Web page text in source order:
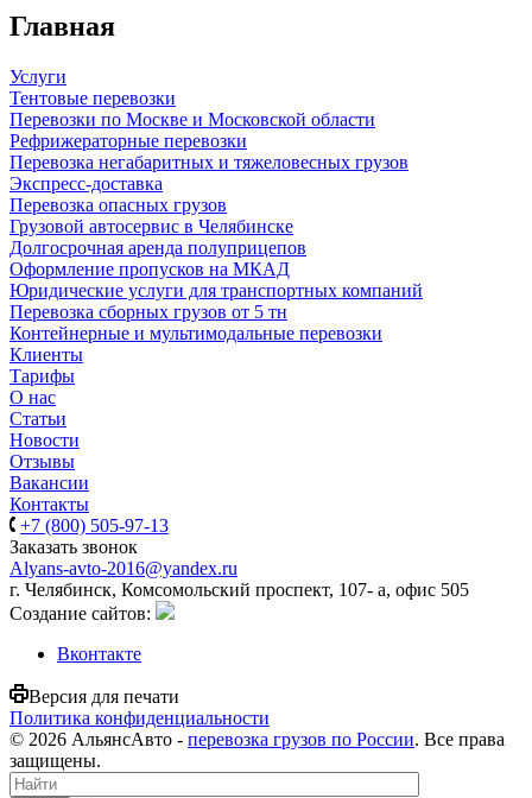
Главная
Услуги
Тентовые перевозки
Перевозки по Москве и Московской области
Рефрижераторные перевозки
Перевозка негабаритных и тяжеловесных грузов
Экспресс-доставка
Перевозка опасных грузов
Грузовой автосервис в Челябинске
Долгосрочная аренда полуприцепов
Оформление пропусков на МКАД
Юридические услуги для транспортных компаний
Перевозка сборных грузов от 5 тн
Контейнерные и мультимодальные перевозки
Клиенты
Тарифы
О нас
Статьи
Новости
Отзывы
Вакансии
Контакты
+7 (800) 505-97-13
Заказать звонок
Alyans-avto-2016@yandex.ru
г. Челябинск, Комсомольский проспект, 107- а, офис 505
Cоздание сайтов:
Вконтакте
Версия для печати
Политика конфиденциальности
© 2026 АльянсАвто - перевозка грузов по России. Все права
защищены.